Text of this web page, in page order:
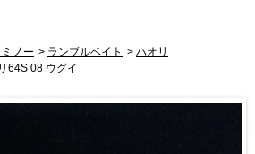
ミノー > ランブルベイト > ハオリ
64S 08 ウグイ